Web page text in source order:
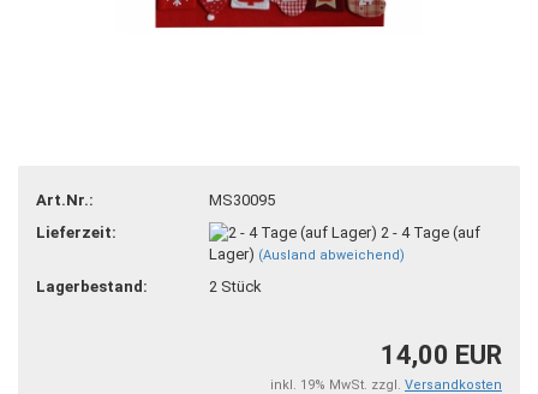
Art.Nr.:
MS30095
Lieferzeit:
2 - 4 Tage (auf
Lager) (Ausland abweichend)
Lagerbestand: 2 Stück
14,00 EUR
inkl. 19% MwSt. zzgl. Versandkosten